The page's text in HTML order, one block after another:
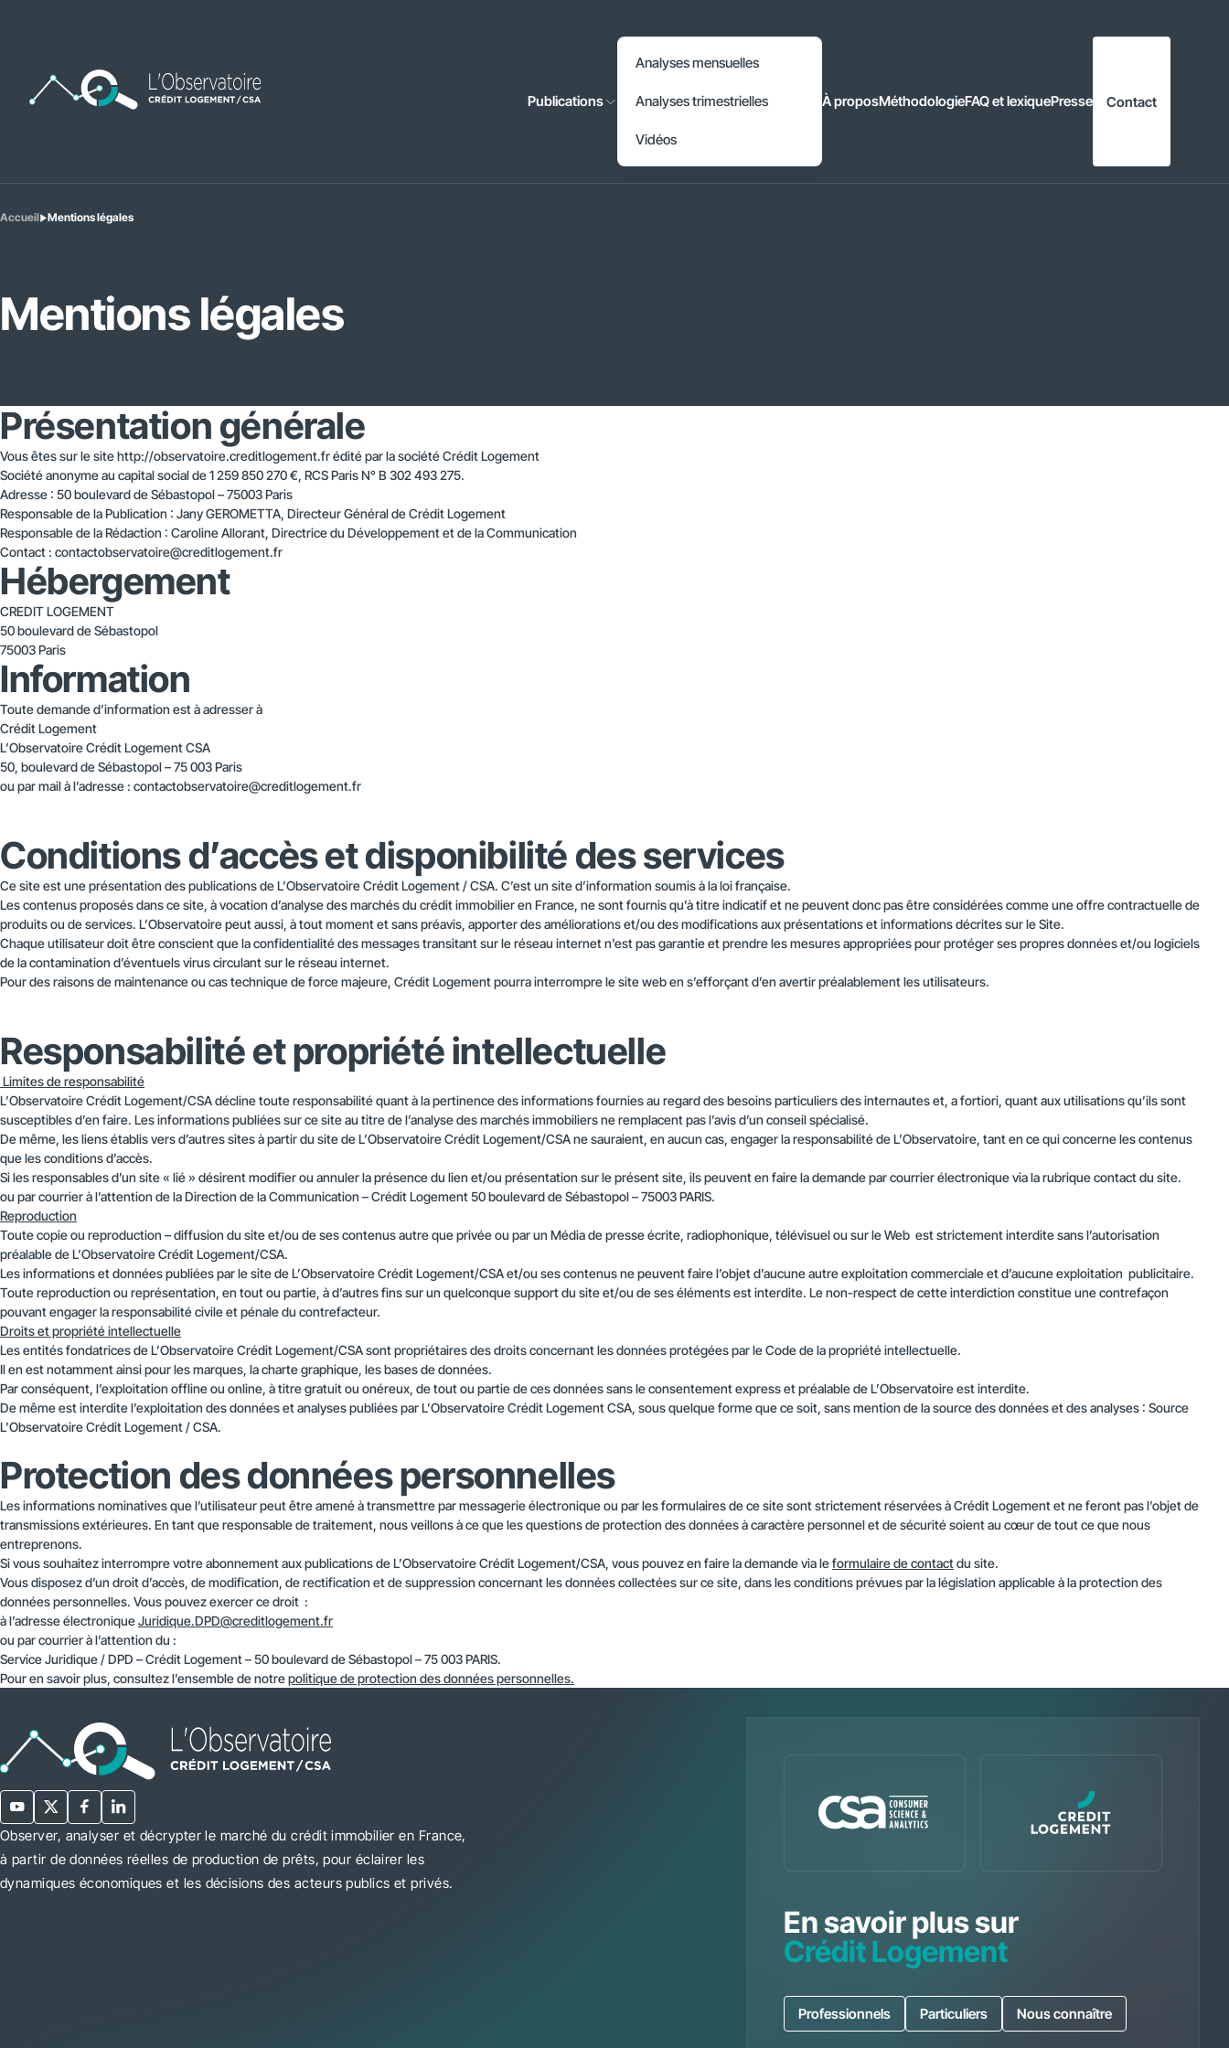
Accéder au contenu principal
Publications
Analyses mensuelles
Analyses trimestrielles
Vidéos
À proposMéthodologieFAQ et lexiquePresse Contact
Vous
Accueil Mentions légales
Mentions légales
Présentation générale
Vous êtes sur le site http://observatoire.creditlogement.fr édité par la société Crédit Logement
Société anonyme au capital social de 1 259 850 270 €, RCS Paris N° B 302 493 275.
Adresse : 50 boulevard de Sébastopol – 75003 Paris
Responsable de la Publication : Jany GEROMETTA, Directeur Général de Crédit Logement
Responsable de la Rédaction : Caroline Allorant, Directrice du Développement et de la Communication
Contact : contactobservatoire@creditlogement.fr
Hébergement
CREDIT LOGEMENT
50 boulevard de Sébastopol
75003 Paris
Information
Toute demande d’information est à adresser à
Crédit Logement
L’Observatoire Crédit Logement CSA
50, boulevard de Sébastopol – 75 003 Paris
ou par mail à l’adresse : contactobservatoire@creditlogement.fr
Conditions d’accès et disponibilité des services
Ce site est une présentation des publications de L’Observatoire Crédit Logement / CSA. C’est un site d’information soumis à la loi française.
Les contenus proposés dans ce site, à vocation d’analyse des marchés du crédit immobilier en France, ne sont fournis qu’à titre indicatif et ne peuvent donc pas être considérées comme une offre contractuelle de
produits ou de services. L’Observatoire peut aussi, à tout moment et sans préavis, apporter des améliorations et/ou des modifications aux présentations et informations décrites sur le Site.
Chaque utilisateur doit être conscient que la confidentialité des messages transitant sur le réseau internet n’est pas garantie et prendre les mesures appropriées pour protéger ses propres données et/ou logiciels
de la contamination d’éventuels virus circulant sur le réseau internet.
Pour des raisons de maintenance ou cas technique de force majeure, Crédit Logement pourra interrompre le site web en s’efforçant d’en avertir préalablement les utilisateurs.
Responsabilité et propriété intellectuelle
Limites de responsabilité
L’Observatoire Crédit Logement/CSA décline toute responsabilité quant à la pertinence des informations fournies au regard des besoins particuliers des internautes et, a fortiori, quant aux utilisations qu’ils sont
susceptibles d’en faire. Les informations publiées sur ce site au titre de l’analyse des marchés immobiliers ne remplacent pas l’avis d’un conseil spécialisé.
De même, les liens établis vers d’autres sites à partir du site de L’Observatoire Crédit Logement/CSA ne sauraient, en aucun cas, engager la responsabilité de L’Observatoire, tant en ce qui concerne les contenus
que les conditions d’accès.
Si les responsables d’un site « lié » désirent modifier ou annuler la présence du lien et/ou présentation sur le présent site, ils peuvent en faire la demande par courrier électronique via la rubrique contact du site.
ou par courrier à l’attention de la Direction de la Communication – Crédit Logement 50 boulevard de Sébastopol – 75003 PARIS.
Reproduction
Toute copie ou reproduction – diffusion du site et/ou de ses contenus autre que privée ou par un Média de presse écrite, radiophonique, télévisuel ou sur le Web est strictement interdite sans l’autorisation
préalable de L’Observatoire Crédit Logement/CSA.
Les informations et données publiées par le site de L’Observatoire Crédit Logement/CSA et/ou ses contenus ne peuvent faire l’objet d’aucune autre exploitation commerciale et d’aucune exploitation publicitaire.
Toute reproduction ou représentation, en tout ou partie, à d’autres fins sur un quelconque support du site et/ou de ses éléments est interdite. Le non-respect de cette interdiction constitue une contrefaçon
pouvant engager la responsabilité civile et pénale du contrefacteur.
Droits et propriété intellectuelle
Les entités fondatrices de L’Observatoire Crédit Logement/CSA sont propriétaires des droits concernant les données protégées par le Code de la propriété intellectuelle.
Il en est notamment ainsi pour les marques, la charte graphique, les bases de données.
Par conséquent, l’exploitation offline ou online, à titre gratuit ou onéreux, de tout ou partie de ces données sans le consentement express et préalable de L’Observatoire est interdite.
De même est interdite l’exploitation des données et analyses publiées par L’Observatoire Crédit Logement CSA, sous quelque forme que ce soit, sans mention de la source des données et des analyses : Source
L’Observatoire Crédit Logement / CSA.
Protection des données personnelles
Les informations nominatives que l’utilisateur peut être amené à transmettre par messagerie électronique ou par les formulaires de ce site sont strictement réservées à Crédit Logement et ne feront pas l’objet de
transmissions extérieures. En tant que responsable de traitement, nous veillons à ce que les questions de protection des données à caractère personnel et de sécurité soient au cœur de tout ce que nous
entreprenons.
Si vous souhaitez interrompre votre abonnement aux publications de L’Observatoire Crédit Logement/CSA, vous pouvez en faire la demande via leformulaire de contactdu site.
Vous disposez d’un droit d’accès, de modification, de rectification et de suppression concernant les données collectées sur ce site, dans les conditions prévues par la législation applicable à la protection des
données personnelles. Vous pouvez exercer ce droit :
à l’adresse électroniqueJuridique.DPD@creditlogement.fr
ou par courrier à l’attention du :
Service Juridique / DPD – Crédit Logement – 50 boulevard de Sébastopol – 75 003 PARIS.
Pour en savoir plus, consultez l’ensemble de notrepolitique de protection des données personnelles.
Observer, analyser et décrypter le marché du crédit immobilier en France,
à partir de données réelles de production de prêts, pour éclairer les
dynamiques économiques et les décisions des acteurs publics et privés.
En savoir plus sur
Crédit Logement
Professionnels Particuliers Nous connaître